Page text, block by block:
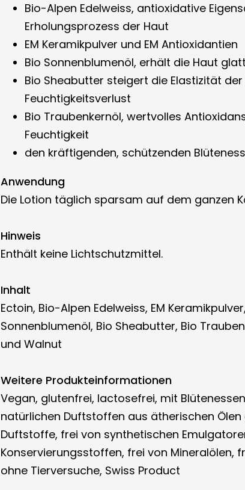
Bio-Alpen Edelweiss, antioxidative
Erholungsprozess der Haut
EM Keramikpulver und EM Antioxidantien
Bio Sonnenblumenöl, erhält die Haut
Bio Sheabutter steigert die Elastizität
Feuchtigkeitsverlust
Bio Traubenkernöl, wertvolles
Feuchtigkeit
den kräftigenden, schützenden
Anwendung
Die Lotion täglich sparsam auf dem ganzen
Hinweis
Enthält keine Lichtschutzmittel.
Inhalt
Ectoin, Bio-Alpen Edelweiss, EM
Sonnenblumenöl, Bio Sheabutter, Bio
und Walnut
Weitere Produkteinformationen
Vegan, glutenfrei, lactosefrei, mit
natürlichen Duftstoffen aus ätherischen
Duftstoffe, frei von synthetischen
Konservierungsstoffen, frei von Mineralölen,
ohne Tierversuche, Swiss Product